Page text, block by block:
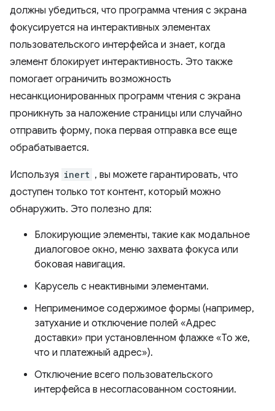
должны убедиться, что программа чтения с экрана
фокусируется на интерактивных элементах
пользовательского интерфейса и знает, когда
элемент блокирует интерактивность. Это также
помогает ограничить возможность
несанкционированных программ чтения с экрана
проникнуть за наложение страницы или случайно
отправить форму, пока первая отправка все еще
обрабатывается.
Используя inert , вы можете гарантировать, что
доступен только тот контент, который можно
обнаружить. Это полезно для:
Блокирующие элементы, такие как модальное
диалоговое окно, меню захвата фокуса или
боковая навигация.
Карусель с неактивными элементами.
Неприменимое содержимое формы (например,
затухание и отключение полей «Адрес
доставки» при установленном флажке «То же,
что и платежный адрес»).
Отключение всего пользовательского
интерфейса в несогласованном состоянии.